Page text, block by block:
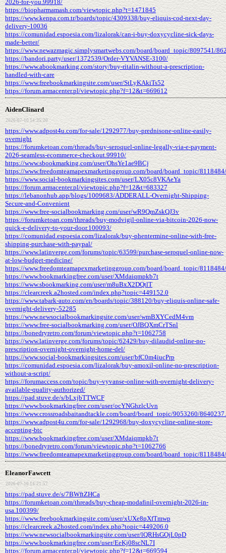
2026-for-you.99918/
https://biopharmamash.com/viewtopic.php?t=1471845
https://www.kenpa.com.tr/boards/topic/4309338/buy-eliquis-cod-next-day-
delivery-10036
https://comunidad.espoesia.com/lizalorak/can-i-buy-doxycycline-sick-days-
made-better/
https://www.newazmagic.simplysmartwebs.com/board/board_topic/8097541/
https://bandori.party/user/1372539/Order-VYVANSE-3100/
https://www.abookmarking.com/story/buy-ritalin-without-a-prescription-
handled-with-care
https://www.freebookmarkingsite.com/user/StLyKAkiTs52
https://forum.armacenter.pl/viewtopic.php?f=12&t=669612
AidenClinard
2026-07-10 14:35:20
https://www.adpost4u.com/for-sale/1292977/buy-prednisone-online-easily-
overnight
https://forumketoan.com/threads/buy-seroquel-online-legally-via-e-payment-
2026-seamless-ecommerce-checkout.99910/
https://www.sbookmarking.com/user/OhsYe1ae9BCj
https://www.freedomteamapexmarketinggroup.com/board/board_topic/
https://www.social-bookmarkingsites.com/user/LX05c8VKAeYa
https://forum.armacenter.pl/viewtopic.php?f=12&t=683327
https://lebanonhub.app/blogs/1009683/ADDERALL-Overnight-Shipping-
Secure-and-Convenient
https://www.free-socialbookmarking.com/user/wR9QmZskQJ3v
https://forumketoan.com/threads/buy-modvigil-online-via-bitcoin-2026-now-
quick-e-delivery-to-your-door.100093/
https://comunidad.espoesia.com/lizalorak/buy-phentermine-online-with-free-
shipping-purchase-with-paypal/
https://www.latinverge.com/forums/topic/63599/purchase-seroquel-online-now-
at-low-budget-medicine/
https://www.freedomteamapexmarketinggroup.com/board/board_topic/
https://www.bookmarkingfree.com/user/XMdaiqmpkb7t
https://www.sbookmarking.com/user/m8uBxX2DQtlT
https://clearcreek.a2hosted.com/index.php?topic=449152.0
https://www.tabark-auto.com/en/boards/topic/388120/buy-eliquis-online-safe-
overnight-delivery-52285
https://www.newsocialbookmarkingsite.com/user/wmBXYCedM4vm
https://www.free-socialbookmarking.com/user/OJBQXmCrTSnl
https://bonedryretro.com/forum/viewtopic.php?t=1062758
https://www.latinverge.com/forums/topic/62429/buy-dilaudid-online-no-
prescription-overnight-overnight-home-del/
https://www.social-bookmarkingsites.com/user/bfC0m4iucPrp
https://comunidad.espoesia.com/lizalorak/buy-amoxil-online-no-prescription-
without-a-script/
https://forumaccess.com/topic/buy-vyvanse-online-with-overnight-delivery-
available-quality-authorized/
https://pad.stuve.de/s/bLxjbTTWCF
https://www.bookmarkingfree.com/user/ocYNGhzlcUvn
https://www.crossroadsbaitandtackle.com/board/board_topic/9053260/
https://www.adpost4u.com/for-sale/1292968/buy-doxycycline-online-store-
accepting-btc
https://www.bookmarkingfree.com/user/XMdaiqmpkb7t
https://bonedryretro.com/forum/viewtopic.php?t=1062766
https://www.freedomteamapexmarketinggroup.com/board/board_topic/
EleanorFawcett
2026-07-10 14:21:57
https://pad.stuve.de/s/7BWftZHCa
https://forumketoan.com/threads/buy-cheap-modafinil-overnight-2026-in-
usa.100399/
https://www.freebookmarkingsite.com/user/xUXe8pXfTmwp
https://clearcreek.a2hosted.com/index.php?topic=449206.0
https://www.newsocialbookmarkingsite.com/user/lQRHsGOjL0pD
https://www.bookmarkingfree.com/user/EeKj08scNL7I
https://forum.armacenter.pl/viewtopic.php?f=12&t=669594